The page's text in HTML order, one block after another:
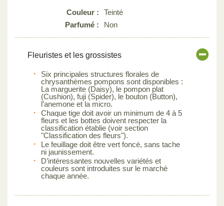
Couleur :
Teinté
Parfumé :
Non
Fleuristes et les grossistes
Six principales structures florales de
chrysanthèmes pompons sont disponibles :
La marguerite (Daisy), le pompon plat
(Cushion), fuji (Spider), le bouton (Button),
l’anemone et la micro.
Chaque tige doit avoir un minimum de 4 à 5
fleurs et les bottes doivent respecter la
classification établie (voir section
"Classification des fleurs").
Le feuillage doit être vert foncé, sans tache
ni jaunissement.
D’intéressantes nouvelles variétés et
couleurs sont introduites sur le marché
chaque année.